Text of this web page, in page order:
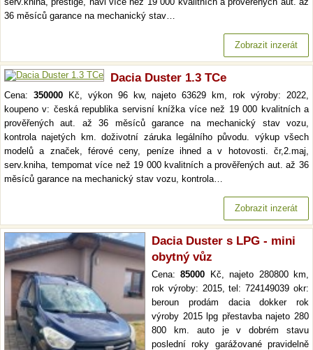
36 měsíců garance na mechanický stav…
Zobrazit inzerát
Dacia Duster 1.3 TCe
Cena: 350000Kč, výkon 96 kw, najeto 63629 km, rok výroby: 2022,
koupeno v: česká republika servisní knížka více než 19 000 kvalitních a
prověřených aut. až 36 měsíců garance na mechanický stav vozu,
kontrola najetých km. doživotní záruka legálního původu. výkup všech
modelů a značek, férové ceny, peníze ihned a v hotovosti. čr,2.maj,
serv.kniha, tempomat více než 19 000 kvalitních a prověřených aut. až 36
měsíců garance na mechanický stav vozu, kontrola…
Zobrazit inzerát
Dacia Duster s LPG - mini
obytný vůz
Cena:85000 Kč, najeto 280800 km,
rok výroby: 2015, tel: 724149039 okr:
beroun prodám dacia dokker rok
výroby 2015 lpg přestavba najeto 280
800 km. auto je v dobrém stavu
poslední roky garážované pravidelně